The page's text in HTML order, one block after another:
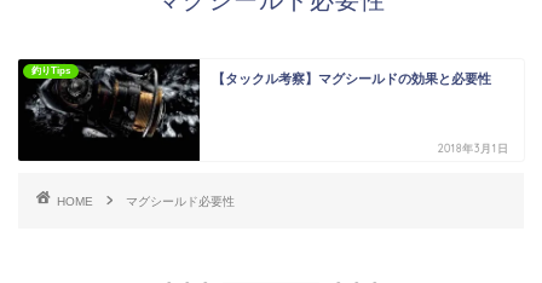
釣りTips
【タックル考察】マグシールドの効果と必要性
2018年3月1日
HOME マグシールド必要性